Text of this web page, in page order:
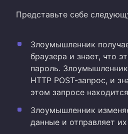
Представьте себе
Злоумышленник
браузера и знает, что
пароль. Злоумышленник
HTTP POST-запрос, и
этом запросе
Злоумышленник
данные и отправляет